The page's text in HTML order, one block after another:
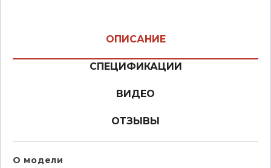
ОПИСАНИЕ
СПЕЦИФИКАЦИИ
ВИДЕО
ОТЗЫВЫ
О модели